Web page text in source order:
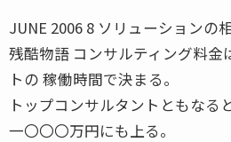
JUNE 2006 8 ソリューションの
残酷物語 コンサルティング料金
トの 稼働時間で決まる。
トップコンサルタントともなる
一〇〇〇万円にも上る。